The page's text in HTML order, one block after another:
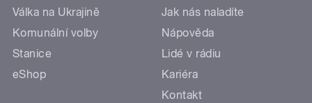
Válka na Ukrajině
Komunální volby
Stanice
eShop
Jak nás naladíte
Nápověda
Lidé v rádiu
Kariéra
Kontakt